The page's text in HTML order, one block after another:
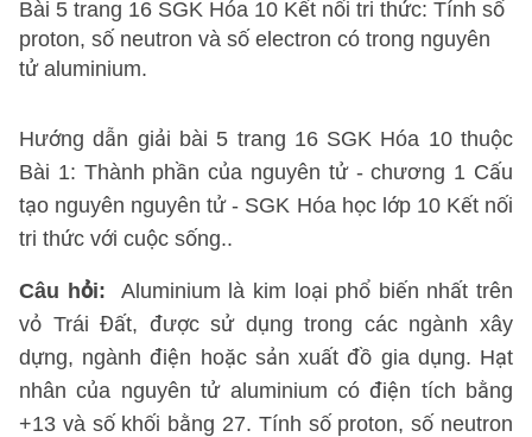
Bài 5 trang 16 SGK Hóa 10 Kết nối tri thức: Tính số
proton, số neutron và số electron có trong nguyên
tử aluminium.
Hướng dẫn giải bài 5 trang 16 SGK Hóa 10 thuộc
Bài 1: Thành phần của nguyên tử - chương 1 Cấu
tạo nguyên nguyên tử - SGK Hóa học lớp 10 Kết nối
tri thức với cuộc sống..
Câu hỏi:
Aluminium là kim loại phổ biến nhất trên
vỏ Trái Đất, được sử dụng trong các ngành xây
dựng, ngành điện hoặc sản xuất đồ gia dụng. Hạt
nhân của nguyên tử aluminium có điện tích bằng
+13 và số khối bằng 27. Tính số proton, số neutron